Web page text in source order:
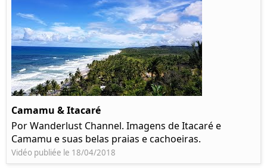
Camamu & Itacaré
Por Wanderlust Channel. Imagens de Itacaré e
Camamu e suas belas praias e cachoeiras.
Vidéo publiée le 18/04/2018